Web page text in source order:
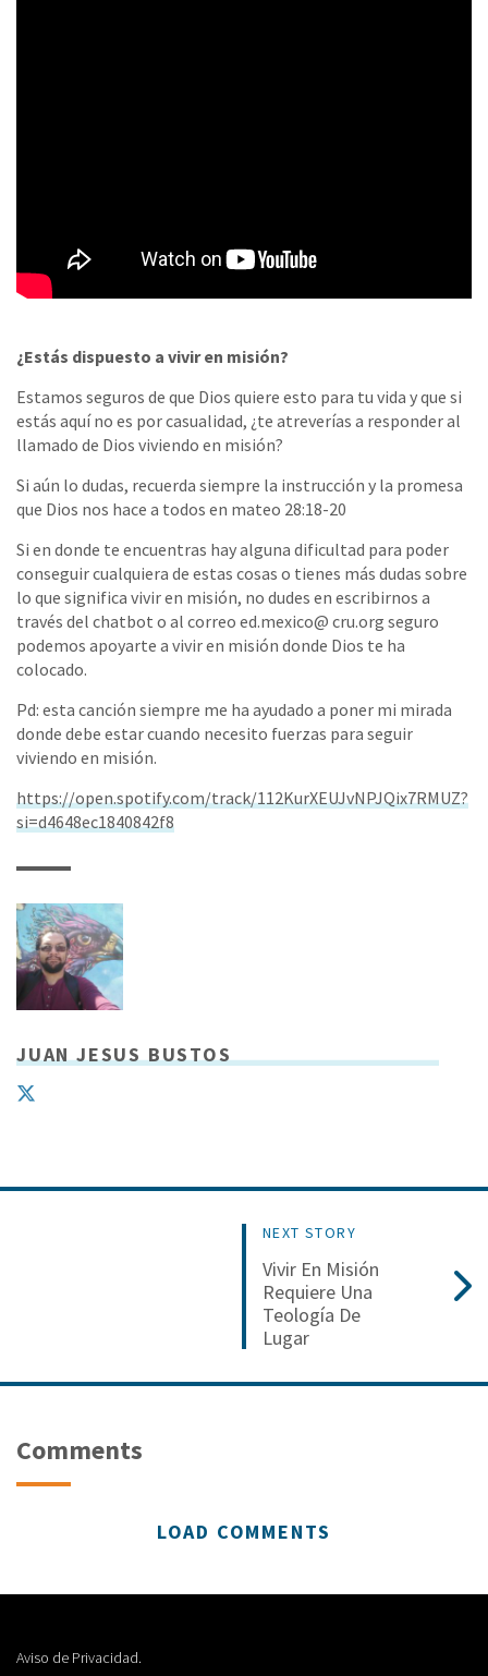
¿Estás dispuesto a vivir en misión?
Estamos seguros de que Dios quiere esto para tu vida y que si
estás aquí no es por casualidad, ¿te atreverías a responder al
llamado de Dios viviendo en misión?
Si aún lo dudas, recuerda siempre la instrucción y la promesa
que Dios nos hace a todos en mateo 28:18-20
Si en donde te encuentras hay alguna dificultad para poder
conseguir cualquiera de estas cosas o tienes más dudas sobre
lo que significa vivir en misión, no dudes en escribirnos a
través del chatbot o al correo ed.mexico@ cru.org seguro
podemos apoyarte a vivir en misión donde Dios te ha
colocado.
Pd: esta canción siempre me ha ayudado a poner mi mirada
donde debe estar cuando necesito fuerzas para seguir
viviendo en misión.
https://open.spotify.com/track/112KurXEUJvNPJQix7RMUZ?
si=d4648ec1840842f8
JUAN JESUS BUSTOS
NEXT STORY
Vivir En Misión
Requiere Una
Teología De
Lugar
Comments
LOAD COMMENTS
Aviso de Privacidad.